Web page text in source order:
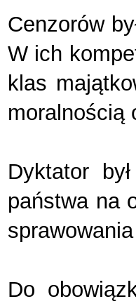
Cenzorów
W ich
klas
moralnością
Dyktator
państwa na
Do